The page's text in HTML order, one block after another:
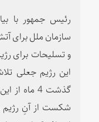
رئیس جمهور با
سازمان ملل برای
و تسلیحات برای
این رژیم جعلی
گذشت 4
شکست از آنِ رژیم